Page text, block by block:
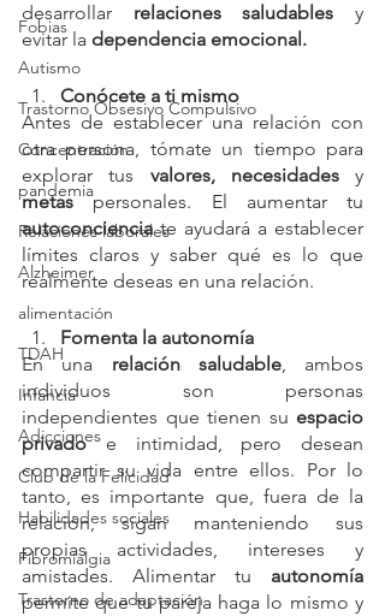
Fobias
Autismo
Trastorno Obsesivo Compulsivo
Concentración
pandemia
Relaciones laborales
Alzheimer
alimentación
TDAH
Infancia
Adicciones
Club de la Felicidad
Habilidades sociales
Fibromialgia
Trastorno de adaptación
desarrollar relaciones saludables y
evitar la dependencia emocional.
Conócete a ti mismo
Antes de establecer una relación con
otra persona, tómate un tiempo para
explorar tus valores, necesidades
metas
autoconciencia te ayudará a establecer
límites claros y saber qué es lo que
realmente deseas en una relación.
Fomenta la autonomía
En una relación saludable, ambos
individuos son personas
independientes que tienen su espacio
privado e intimidad, pero desean
compartir su vida entre ellos. Por lo
tanto, es importante que, fuera de la
relación, sigan manteniendo sus
propias actividades, intereses y
amistades. Alimentar tu autonomía
permite que tu pareja haga lo mismo y